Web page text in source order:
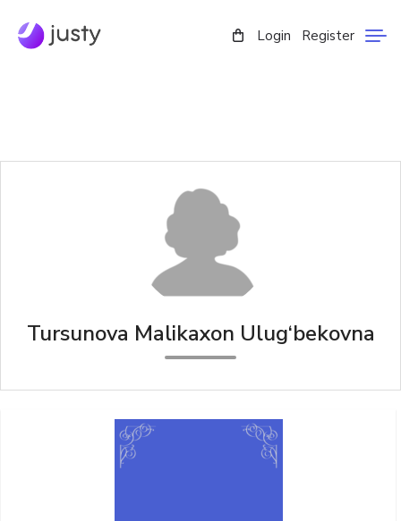
Login Register
Tursunova Malikaxon Ulug‘bekovna